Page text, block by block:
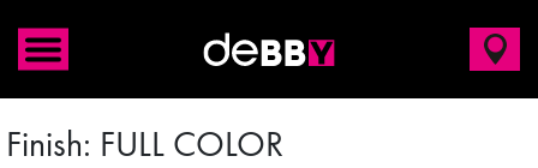
Finish: FULL COLOR